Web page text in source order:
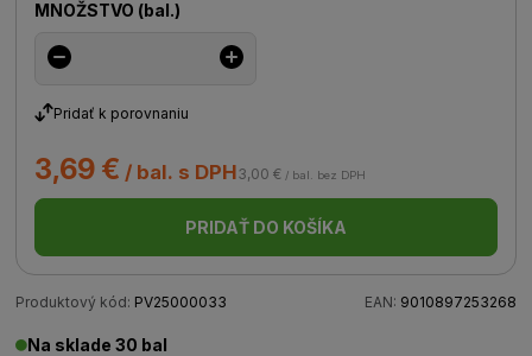
MNOŽSTVO (bal.)
Pridať k porovnaniu
3,69 € / bal. s DPH3,00 € / bal. bez DPH
PRIDAŤ DO KOŠÍKA
Produktový kód: PV25000033 EAN: 9010897253268
Na sklade 30 bal